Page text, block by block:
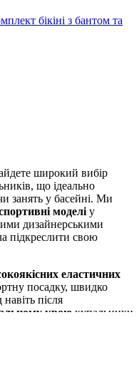
бікіні з бантом та
широкий вибір
що ідеально
занять у басейні. Ми
моделі у
дизайнерськими
підкреслити свою
еластичних
посадку, швидко
після
крою купальники
свободу рухів під